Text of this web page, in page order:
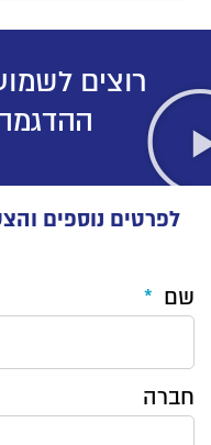
רוצים
לפרטים נוספים
שם
חברה